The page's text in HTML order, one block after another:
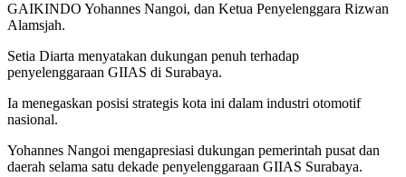
GAIKINDO Yohannes Nangoi, dan Ketua Penyelenggara Rizwan
Alamsjah.
Setia Diarta menyatakan dukungan penuh terhadap
penyelenggaraan GIIAS di Surabaya.
Ia menegaskan posisi strategis kota ini dalam industri otomotif
nasional.
Yohannes Nangoi mengapresiasi dukungan pemerintah pusat dan
daerah selama satu dekade penyelenggaraan GIIAS Surabaya.